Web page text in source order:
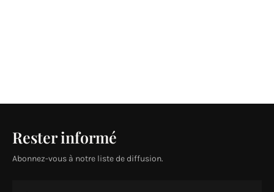
Rester informé
Abonnez-vous à notre liste de diffusion.